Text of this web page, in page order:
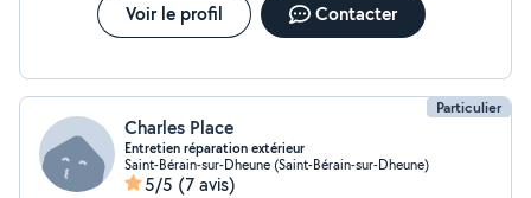
Voir le profil Contacter
Particulier
Charles Place
Entretien réparation extérieur
Saint-Bérain-sur-Dheune (Saint-Bérain-sur-Dheune)
5/5 (7 avis)